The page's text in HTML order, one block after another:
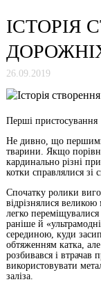
ІСТОРІЯ
26.09.2019
Перші пристосування
Не дивно, що
тварини. Якщо
кардинально різні
котки справлялися зі
Спочатку ролики
відрізнялися
легко
раніше й
серединою, куди
обтяженням катка,
розбивався і втрачав
використовувати
заліза.